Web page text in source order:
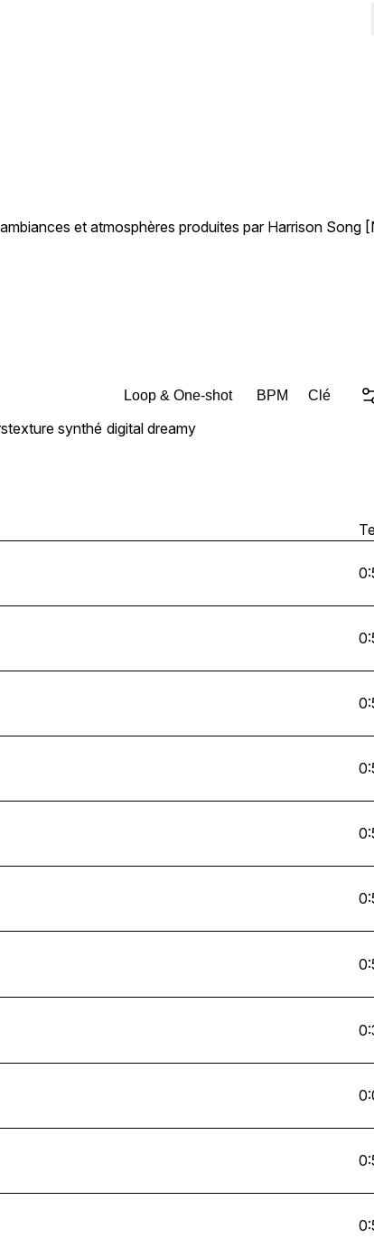
et atmosphères produites par Harrison Song
Loop & One-shot BPM Clé
texture synthé digital dreamy